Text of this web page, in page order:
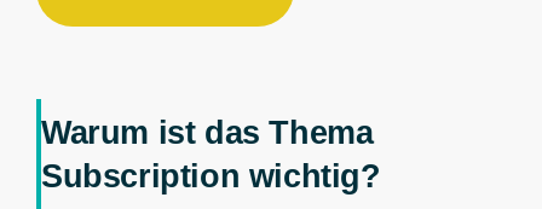
Warum ist das Thema
Subscription wichtig?